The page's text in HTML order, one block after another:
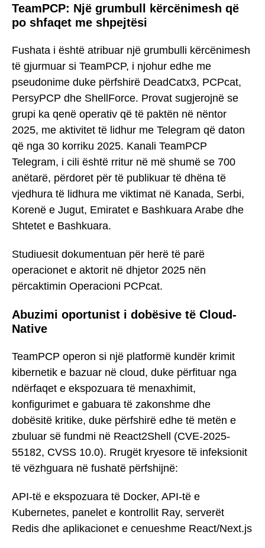
TeamPCP: Një grumbull kërcënimesh që
po shfaqet me shpejtësi
Fushata i është atribuar një grumbulli kërcënimesh
të gjurmuar si TeamPCP, i njohur edhe me
pseudonime duke përfshirë DeadCatx3, PCPcat,
PersyPCP dhe ShellForce. Provat sugjerojnë se
grupi ka qenë operativ që të paktën në nëntor
2025, me aktivitet të lidhur me Telegram që daton
që nga 30 korriku 2025. Kanali TeamPCP
Telegram, i cili është rritur në më shumë se 700
anëtarë, përdoret për të publikuar të dhëna të
vjedhura të lidhura me viktimat në Kanada, Serbi,
Korenë e Jugut, Emiratet e Bashkuara Arabe dhe
Shtetet e Bashkuara.
Studiuesit dokumentuan për herë të parë
operacionet e aktorit në dhjetor 2025 nën
përcaktimin Operacioni PCPcat.
Abuzimi oportunist i dobësive të Cloud-
Native
TeamPCP operon si një platformë kundër krimit
kibernetik e bazuar në cloud, duke përfituar nga
ndërfaqet e ekspozuara të menaxhimit,
konfigurimet e gabuara të zakonshme dhe
dobësitë kritike, duke përfshirë edhe të metën e
zbuluar së fundmi në React2Shell (CVE-2025-
55182, CVSS 10.0). Rrugët kryesore të infeksionit
të vëzhguara në fushatë përfshijnë:
API-të e ekspozuara të Docker, API-të e
Kubernetes, panelet e kontrollit Ray, serverët
Redis dhe aplikacionet e cenueshme React/Next.js